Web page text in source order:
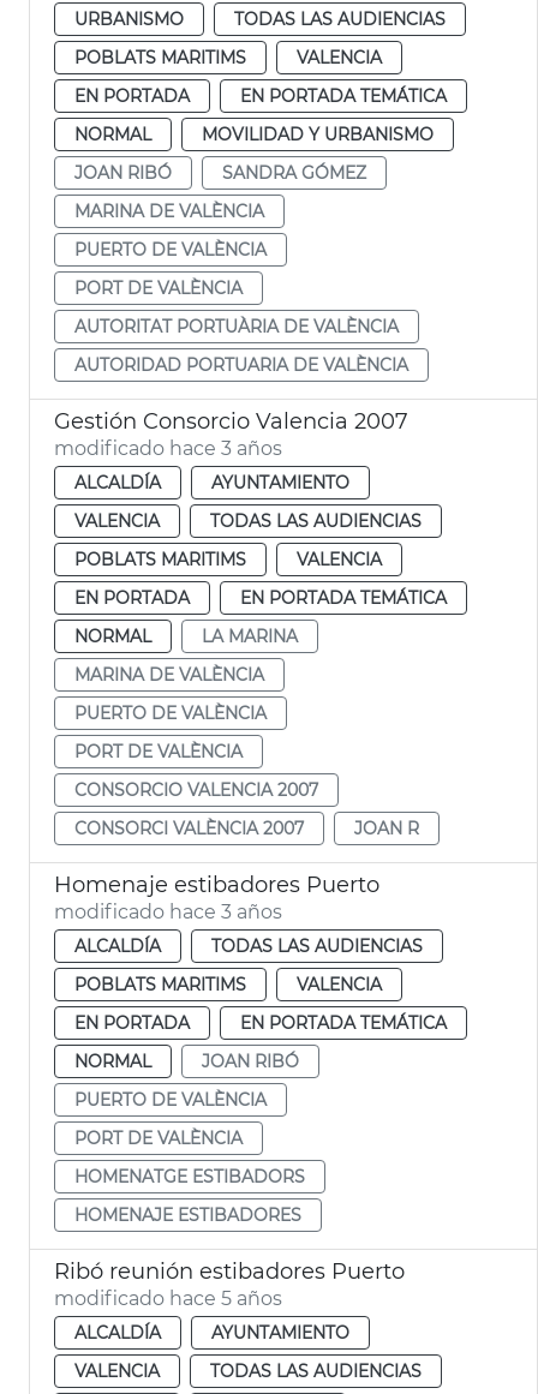
URBANISMO
TODAS LAS AUDIENCIAS
POBLATS MARITIMS
VALENCIA
EN PORTADA
EN PORTADA TEMÁTICA
NORMAL
MOVILIDAD Y URBANISMO
JOAN RIBÓ
SANDRA GÓMEZ
MARINA DE VALÈNCIA
PUERTO DE VALÈNCIA
PORT DE VALÈNCIA
AUTORITAT PORTUÀRIA DE VALÈNCIA
AUTORIDAD PORTUARIA DE VALÈNCIA
Gestión Consorcio Valencia 2007
modificado hace 3 años
ALCALDÍA
AYUNTAMIENTO
VALENCIA
TODAS LAS AUDIENCIAS
POBLATS MARITIMS
VALENCIA
EN PORTADA
EN PORTADA TEMÁTICA
NORMAL
LA MARINA
MARINA DE VALÈNCIA
PUERTO DE VALÈNCIA
PORT DE VALÈNCIA
CONSORCIO VALENCIA 2007
CONSORCI VALÈNCIA 2007
JOAN R
Homenaje estibadores Puerto
modificado hace 3 años
ALCALDÍA
TODAS LAS AUDIENCIAS
POBLATS MARITIMS
VALENCIA
EN PORTADA
EN PORTADA TEMÁTICA
NORMAL
JOAN RIBÓ
PUERTO DE VALÈNCIA
PORT DE VALÈNCIA
HOMENATGE ESTIBADORS
HOMENAJE ESTIBADORES
Ribó reunión estibadores Puerto
modificado hace 5 años
ALCALDÍA
AYUNTAMIENTO
VALENCIA
TODAS LAS AUDIENCIAS